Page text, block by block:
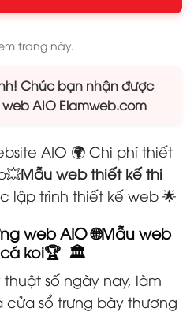
trang này.
Chúc bạn nhận được
web AIO Elamweb.com
AIO 🌍 Chi phí thiết
Mẫu web thiết kế thi
lập trình thiết kế web 🌟
web AIO 🌐Mẫu web
koi🏆 🏛️
thuật số ngày nay, làm
sổ trưng bày thương